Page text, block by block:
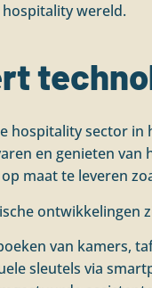
wereld.
hospitality sector in
en genieten van
maat te leveren
ontwikkelingen
van kamers,
sleutels via